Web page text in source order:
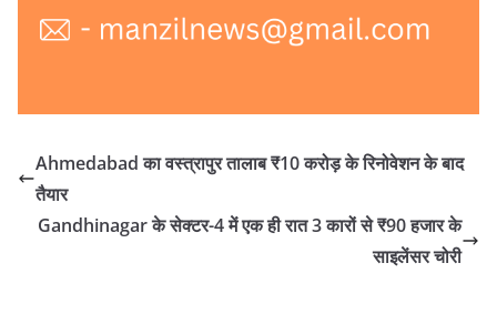
Ahmedabad का वस्त्रापुर तालाब ₹10 करोड़ के रिनोवेशन के बाद
तैयार
Gandhinagar के सेक्टर-4 में एक ही रात 3 कारों से ₹90 हजार के
साइलेंसर चोरी